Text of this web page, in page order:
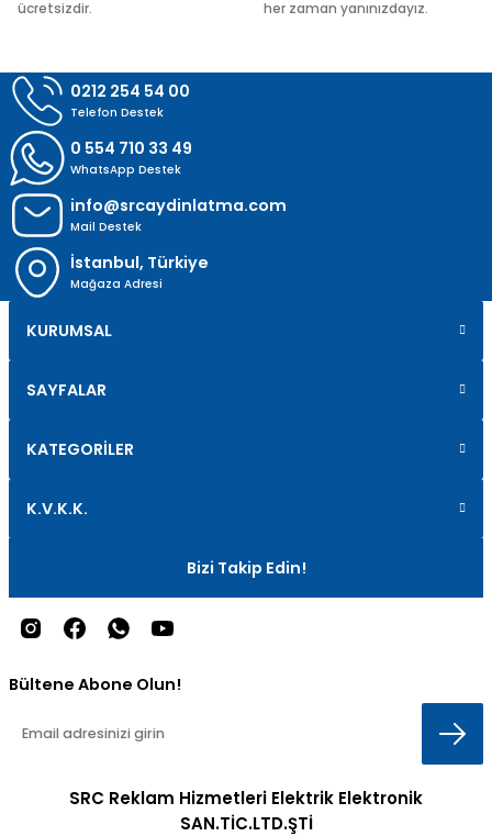
ücretsizdir.
her zaman yanınızdayız.
0212 254 54 00
Telefon Destek
0 554 710 33 49
WhatsApp Destek
info@srcaydinlatma.com
Mail Destek
İstanbul, Türkiye
Mağaza Adresi
KURUMSAL
SAYFALAR
KATEGORİLER
K.V.K.K.
Bizi Takip Edin!
Bültene Abone Olun!
SRC Reklam Hizmetleri Elektrik Elektronik
SAN.TİC.LTD.ŞTİ